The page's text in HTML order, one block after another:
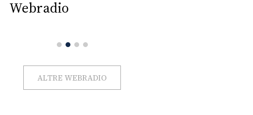
Webradio
ALTRE WEBRADIO